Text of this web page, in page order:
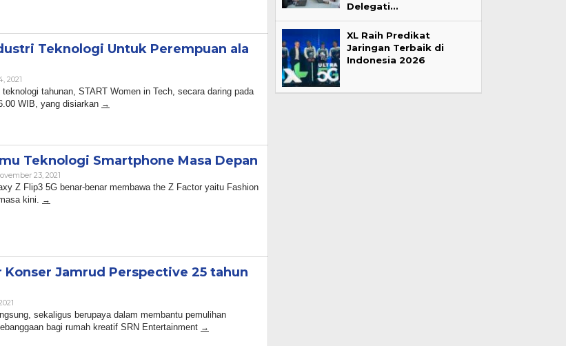
Teknologi Untuk Perempuan ala
2021
Admintahunan, START Women in Tech, secara daring pada
WIB, yang disiarkan
Teknologi Smartphone Masa Depan
23, 2021
Admin
Z Flip3 5G benar-benar membawa the Z Factor yaitu Fashion
kini.
Konser Jamrud Perspective 25 tahun
Adminsekaligus berupaya dalam membantu pemulihan
bagi rumah kreatif SRN Entertainment
Delegati…
XL Raih Predikat
Jaringan Terbaik di
Indonesia 2026